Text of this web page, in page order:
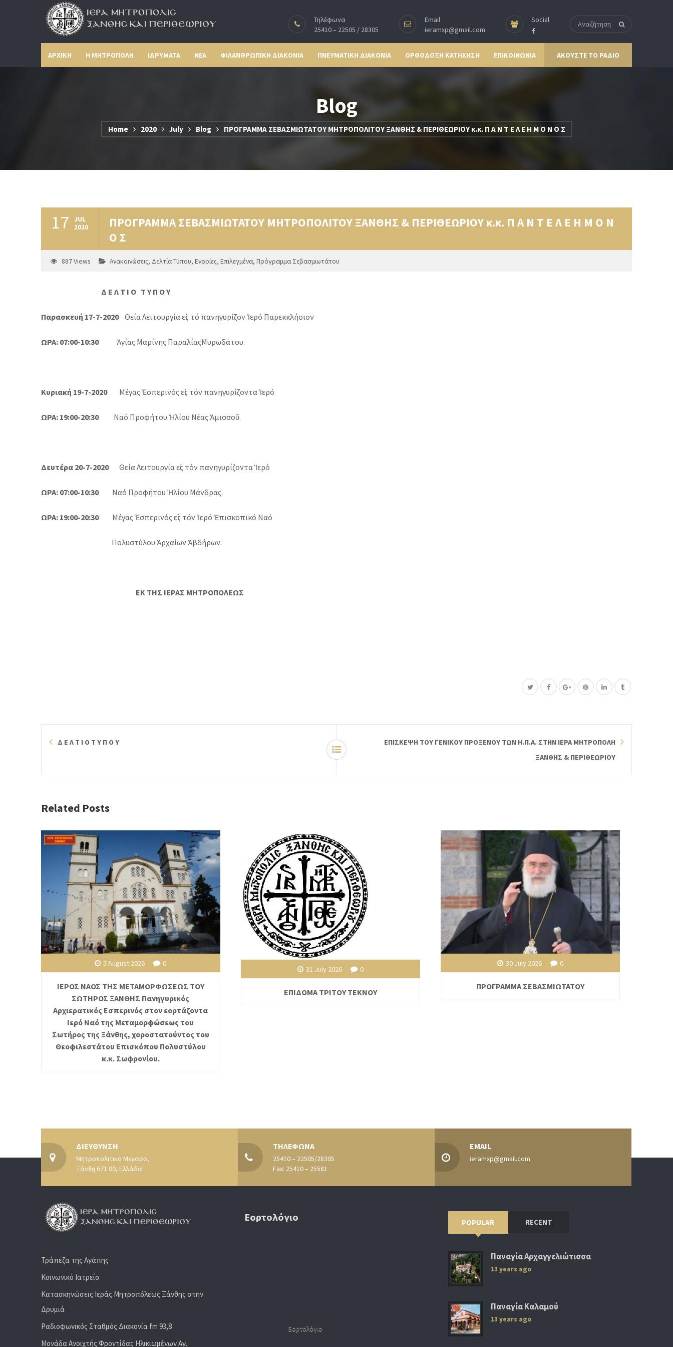
Τηλέφωνα
25410 – 22505 / 28305
Email
ieramxp@gmail.com
Social
ΑΡΧΙΚΗ Η ΜΗΤΡΟΠΟΛΗ ΙΔΡΥΜΑΤΑ ΝΕΑ ΦΙΛΑΝΘΡΩΠΙΚΗ ΔΙΑΚΟΝΙΑ ΠΝΕΥΜΑΤΙΚΗ ΔΙΑΚΟΝΙΑ ΟΡΘΟΔΟΞΗ ΚΑΤΗΧΗΣΗ ΕΠΙΚΟΙΝΩΝΙΑ ΑΚΟΥΣΤΕ ΤΟ ΡΑΔΙΟ
Blog
Home 2020 July Blog ΠΡΟΓΡΑΜΜΑ ΣΕΒΑΣΜΙΩΤΑΤΟΥ ΜΗΤΡΟΠΟΛΙΤΟΥ ΞΑΝΘΗΣ & ΠΕΡΙΘΕΩΡΙΟΥ κ.κ. Π Α Ν Τ Ε Λ Ε Η Μ Ο Ν Ο Σ
17 JUL
2020
ΠΡΟΓΡΑΜΜΑ ΣΕΒΑΣΜΙΩΤΑΤΟΥ ΜΗΤΡΟΠΟΛΙΤΟΥ ΞΑΝΘΗΣ & ΠΕΡΙΘΕΩΡΙΟΥ κ.κ. Π Α Ν Τ Ε Λ Ε Η Μ Ο Ν
Ο Σ
887Views Ανακοινώσεις, Δελτία Τύπου, Ενορίες, Επιλεγμένα, Πρόγραμμα Σεβασμιωτάτου
Δ Ε Λ Τ Ι Ο Τ Υ Π ΟΥ
Παρασκευή 17-7-2020 Θεία Λειτουργία εἰς τό πανηγυρίζονἹερό Παρεκκλήσιον
ΩΡΑ: 07:00-10:30 Ἁγίας Μαρίνης ΠαραλίαςΜυρωδάτου.
Κυριακή 19-7-2020 Μέγας Ἑσπερινός εἰς τόν πανηγυρίζοντα Ἱερό
ΩΡΑ: 19:00-20:30Ναό Προφήτου Ἠλίου Νέας Ἀμισσοῦ.
Δευτέρα 20-7-2020 Θεία Λειτουργία εἰς τόν πανηγυρίζονταἹερό
ΩΡΑ: 07:00-10:30 Ναό Προφήτου Ἠλίου Μάνδρας.
ΩΡΑ: 19:00-20:30 Μέγας Ἑσπερινός εἰς τόν Ἱερό Ἑπισκοπικό Ναό
Πολυστύλου Ἀρχαίων Ἀβδήρων.
ΕΚ ΤΗΣ ΙΕΡΑΣ ΜΗΤΡΟΠΟΛΕΩΣ
Δ Ε Λ Τ Ι Ο Τ Υ Π Ο Υ
ΕΠΙΣΚΕΨΗ ΤΟΥ ΓΕΝΙΚΟΥ ΠΡΟΞΕΝΟΥ ΤΩΝ Η.Π.Α. ΣΤΗΝ ΙΕΡΑ ΜΗΤΡΟΠΟΛΗ
ΞΑΝΘΗΣ & ΠΕΡΙΘΕΩΡΙΟΥ
Related Posts
5 August 2026 0
ΙΕΡΟΣ ΝΑΟΣ ΤΗΣ ΜΕΤΑΜΟΡΦΩΣΕΩΣ ΤΟΥ
ΣΩΤΗΡΟΣ ΞΑΝΘΗΣ Πανηγυρικός
Αρχιερατικός Εσπερινός στον εορτάζοντα
Ιερό Ναό της Μεταμορφώσεως του
Σωτήρος της Ξάνθης, χοροστατούντος του
Θεοφιλεστάτου Επισκόπου Πολυστύλου
κ.κ. Σωφρονίου.
31 July 2026 0
ΕΠΙΔΟΜΑ ΤΡΙΤΟΥ ΤΕΚΝΟΥ
30 July 2026 0
ΠΡΟΓΡΑΜΜΑ ΣΕΒΑΣΜΙΩΤΑΤΟΥ
ΔΙΕΥΘΥΝΣΗ
Μητροπολιτικό Μέγαρο,
Ξάνθη 671 00, Ελλάδα
ΤΗΛΕΦΩΝΑ
25410 – 22505/28305
Fax: 25410 – 25581
EMAIL
ieramxp@gmail.com
Τράπεζα της Αγάπης
Κοινωνικό Ιατρείο
Κατασκηνώσεις Ιεράς Μητροπόλεως Ξάνθης στην
Δρυμιά
Ραδιoφωνικός Σταθμός Διακονία fm 93,8
Μονάδα Ανοιχτής Φροντίδας Ηλικιωμένων Αγ.
Εορτολόγιο
Εορτολόγιο
POPULAR RECENT
Παναγία Αρχαγγελιώτισσα
13 years ago
Παναγία Καλαμού
13 years ago